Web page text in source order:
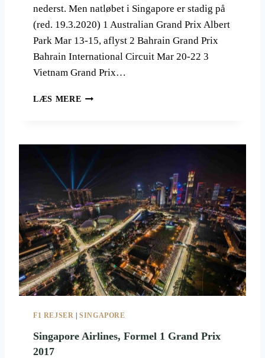
nederst. Men natløbet i Singapore er stadig på
(red. 19.3.2020) 1 Australian Grand Prix Albert
Park Mar 13-15, aflyst 2 Bahrain Grand Prix
Bahrain International Circuit Mar 20-22 3
Vietnam Grand Prix…
LÆS MERE
F
R
M
E
L
1
L
Ø
B
2
0
2
F1 REJSER |SINGAPORE
Singapore Airlines, Formel 1 Grand Prix
2017